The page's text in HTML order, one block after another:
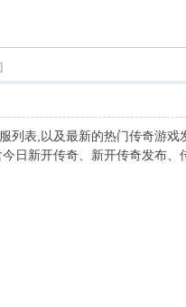
列表,以及最新的热门传奇游
日新开传奇、新开传奇发布